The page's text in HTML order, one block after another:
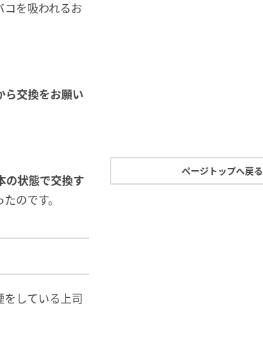
コを吸われるお
ら交換をお願い
の状態で交換す
のです。
をしている上司
ページトップへ戻る